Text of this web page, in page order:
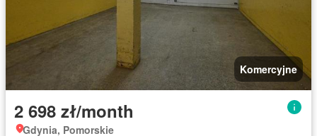
Komercyjne
2 698 zł/month
Gdynia, Pomorskie